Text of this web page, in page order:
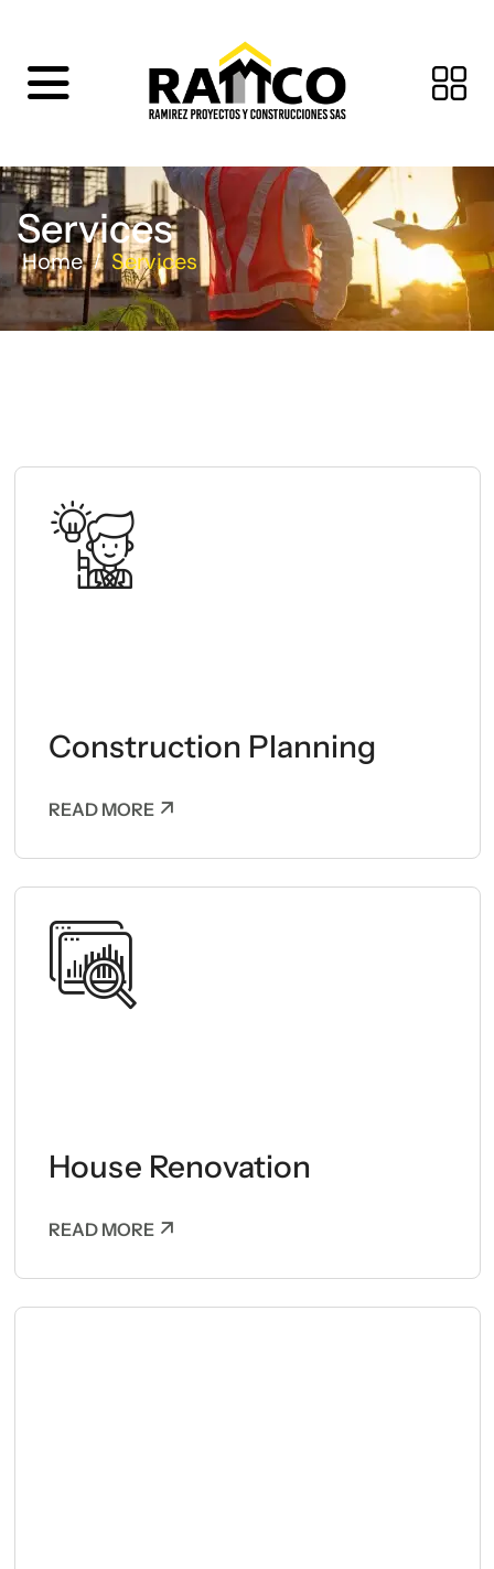
Services
Home / Services
Construction Planning
READ MORE
House Renovation
READ MORE